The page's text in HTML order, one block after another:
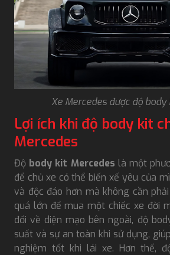
Xe Mercedes được độ body
Lợi ích khi độ body kit
Mercedes
Độ body kit Mercedes là một
để chủ xe có thể biến xế yêu của
và độc đáo hơn mà không cần
quá lớn để mua một chiếc xe đời
đổi về diện mạo bên ngoài, độ
suất và sự an toàn khi sử dụng,
nghiệm tốt khi lái xe. Hơn thế,